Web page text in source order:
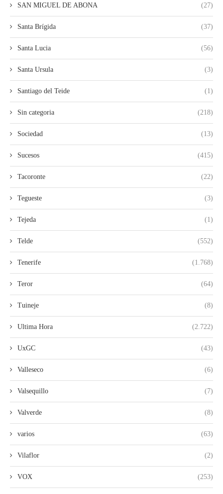
SAN MIGUEL DE ABONA (27)
Santa Brígida (37)
Santa Lucia (56)
Santa Ursula (3)
Santiago del Teide (1)
Sin categoria (218)
Sociedad (13)
Sucesos (415)
Tacoronte (22)
Tegueste (3)
Tejeda (1)
Telde (552)
Tenerife (1.768)
Teror (64)
Tuineje (8)
Ultima Hora (2.722)
UxGC (43)
Valleseco (6)
Valsequillo (7)
Valverde (8)
varios (63)
Vilaflor (2)
VOX (253)